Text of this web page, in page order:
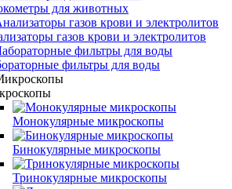
для животных
газов крови и электролитов
фильтры для воды
Монокулярные микроскопы
Бинокулярные микроскопы
Тринокулярные микроскопы